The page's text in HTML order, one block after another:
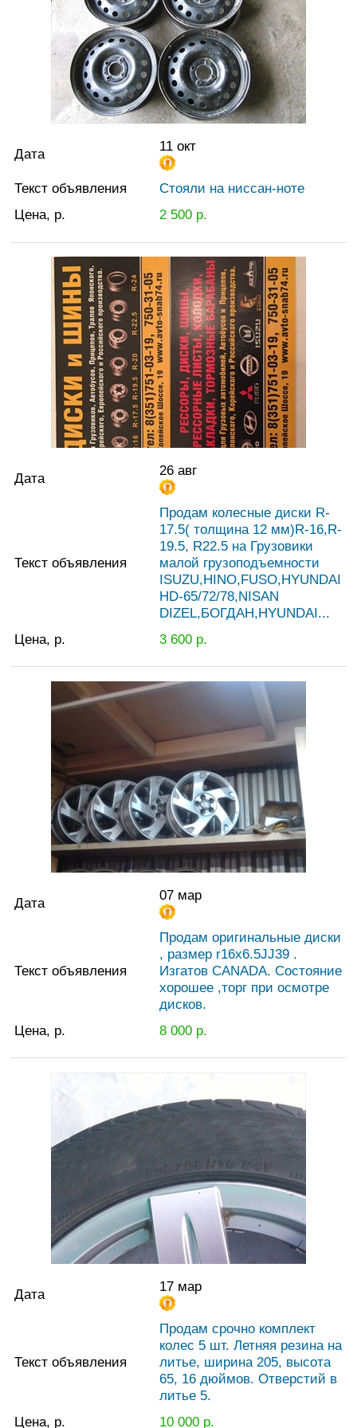
Дата 11 окт
Текст объявления
Стояли на ниссан-ноте
Цена, р.
2 500р.
Дата 26 авг
Текст объявления
Продам колесные диски R-
17.5( толщина 12 мм)R-16,R-
19.5, R22.5 на Грузовики
малой грузоподъемности
ISUZU,HINO,FUSO,HYUNDAI
HD-65/72/78,NISAN
DIZEL,БОГДАН,HYUNDAI...
Цена, р.
3 600р.
Дата 07 мар
Текст объявления
Продам оригинальные диски
, размер r16x6.5JJ39 .
Изгатов CANADA. Состояние
хорошее ,торг при осмотре
дисков.
Цена, р.
8 000р.
Дата 17 мар
Текст объявления
Продам срочно комплект
колес 5 шт. Летняя резина на
литье, ширина 205, высота
65, 16 дюймов. Отверстий в
литье 5.
Цена, р.
10 000р.